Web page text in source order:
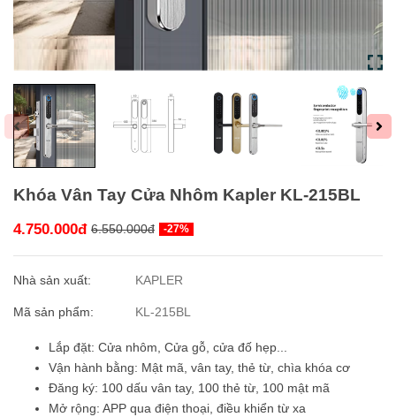
Khóa Vân Tay Cửa Nhôm Kapler KL-215BL
4.750.000đ 6.550.000đ -27%
Nhà sản xuất: KAPLER
Mã sản phẩm: KL-215BL
Lắp đặt: Cửa nhôm, Cửa gỗ, cửa đố hẹp...
Vận hành bằng: Mật mã, vân tay, thẻ từ, chìa khóa cơ
Đăng ký: 100 dấu vân tay, 100 thẻ từ, 100 mật mã
Mở rộng: APP qua điện thoại, điều khiển từ xa